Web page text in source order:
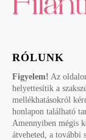
RÓLUNK
Figyelem! Az
helyettesítik a
mellékhatásokról
honlapon található
Amennyiben mégis
átveheted, a további